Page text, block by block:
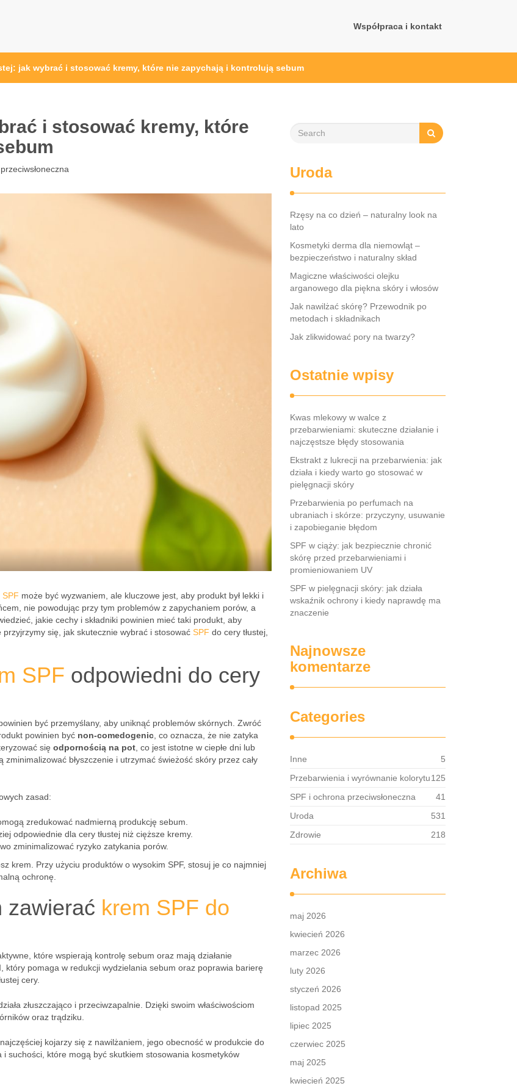
Współpraca i kontakt
jak wybrać i stosować kremy, które nie zapychają i kontrolują sebum
i stosować kremy, które
SPF może być wyzwaniem, ale kluczowe jest, aby produkt był lekki i
nie powodując przy tym problemów z zapychaniem porów, a
jakie cechy i składniki powinien mieć taki produkt, aby
się, jak skutecznie wybrać i stosować SPF do cery tłustej,
SPF odpowiedni do cery
być przemyślany, aby uniknąć problemów skórnych. Zwróć
powinien być non-comedogenic , co oznacza, że nie zatyka
się odpornością na pot , co jest istotne w ciepłe dni lub
błyszczenie i utrzymać świeżość skóry przez cały
zasad:
zredukować nadmierną produkcję sebum.
odpowiednie dla cery tłustej niż cięższe kremy.
zminimalizować ryzyko zatykania porów.
krem. Przy użyciu produktów o wysokim SPF, stosuj je co najmniej
ochronę.
zawierać krem SPF do
które wspierają kontrolę sebum oraz mają działanie
, który pomaga w redukcji wydzielania sebum oraz poprawia barierę
cery.
złuszczająco i przeciwzapalnie. Dzięki swoim właściwościom
oraz trądziku.
najczęściej kojarzy się z nawilżaniem, jego obecność w produkcie do
suchości, które mogą być skutkiem stosowania kosmetyków
Uroda
Rzęsy na co dzień – naturalny look na
lato
Kosmetyki derma dla niemowląt –
bezpieczeństwo i naturalny skład
Magiczne właściwości olejku
arganowego dla piękna skóry i włosów
Jak nawilżać skórę? Przewodnik po
metodach i składnikach
Jak zlikwidować pory na twarzy?
Ostatnie wpisy
Kwas mlekowy w walce z
przebarwieniami: skuteczne działanie i
najczęstsze błędy stosowania
Ekstrakt z lukrecji na przebarwienia: jak
działa i kiedy warto go stosować w
pielęgnacji skóry
Przebarwienia po perfumach na
ubraniach i skórze: przyczyny, usuwanie
i zapobieganie błędom
SPF w ciąży: jak bezpiecznie chronić
skórę przed przebarwieniami i
promieniowaniem UV
SPF w pielęgnacji skóry: jak działa
wskaźnik ochrony i kiedy naprawdę ma
znaczenie
Najnowsze
komentarze
Categories
Inne
5
Przebarwienia i wyrównanie kolorytu125
SPF i ochrona przeciwsłoneczna
41
Uroda
531
Zdrowie
218
Archiwa
maj 2026
kwiecień 2026
marzec 2026
luty 2026
styczeń 2026
listopad 2025
lipiec 2025
czerwiec 2025
maj 2025
kwiecień 2025